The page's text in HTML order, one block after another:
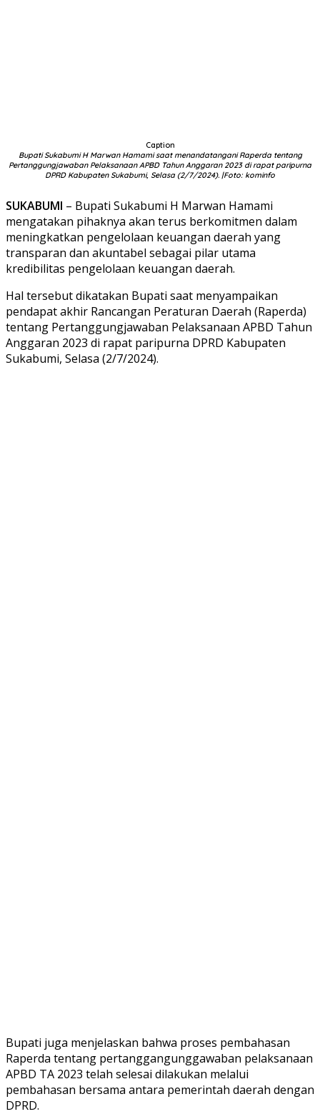
Caption
Bupati Sukabumi H Marwan Hamami saat menandatangani Raperda tentang
Pertanggungjawaban Pelaksanaan APBD Tahun Anggaran 2023 di rapat paripurna
DPRD Kabupaten Sukabumi, Selasa (2/7/2024). |Foto: kominfo
SUKABUMI – Bupati Sukabumi H Marwan Hamami
mengatakan pihaknya akan terus berkomitmen dalam
meningkatkan pengelolaan keuangan daerah yang
transparan dan akuntabel sebagai pilar utama
kredibilitas pengelolaan keuangan daerah.
Hal tersebut dikatakan Bupati saat menyampaikan
pendapat akhir Rancangan Peraturan Daerah (Raperda)
tentang Pertanggungjawaban Pelaksanaan APBD Tahun
Anggaran 2023 di rapat paripurna DPRD Kabupaten
Sukabumi, Selasa (2/7/2024).
Bupati juga menjelaskan bahwa proses pembahasan
Raperda tentang pertanggangunggawaban pelaksanaan
APBD TA 2023 telah selesai dilakukan melalui
pembahasan bersama antara pemerintah daerah dengan
DPRD.